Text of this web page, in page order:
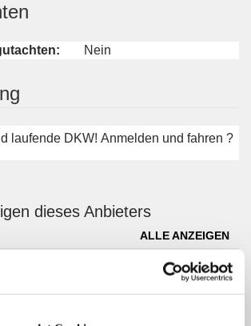
Nein
laufende DKW! Anmelden und fahren ?
dieses Anbieters
ALLE ANZEIGEN